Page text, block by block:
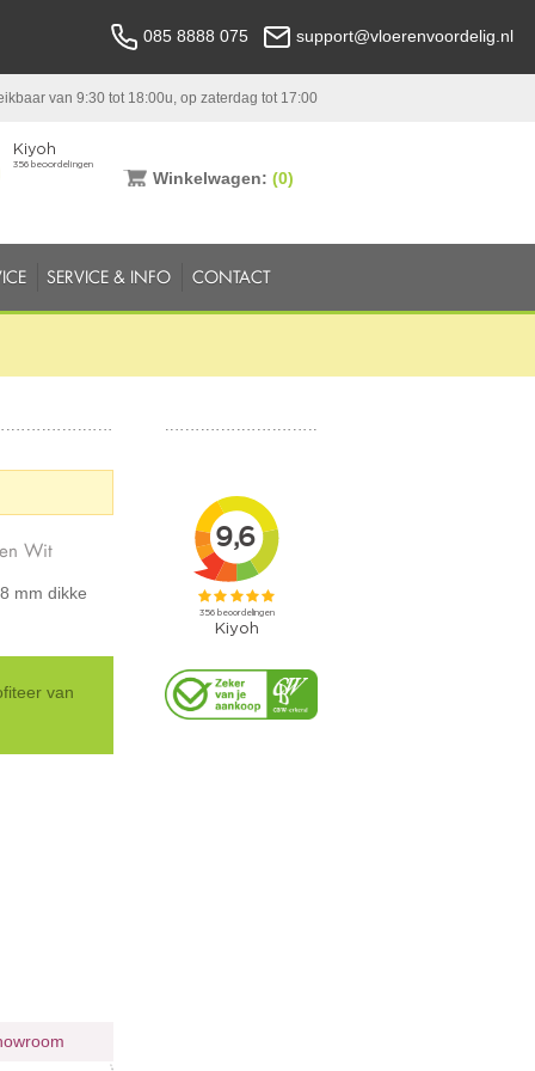
085 8888 075 support@vloerenvoordelig.nl
van 9:30 tot 18:00u, op zaterdag tot 17:00
Winkelwagen: (0)
SERVICE & INFO CONTACT
Wit
mm dikke
van